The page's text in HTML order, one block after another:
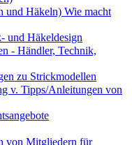
Häkeln) Wie macht
und Häkeldesign
- Händler, Technik,
zu Strickmodellen
v. Tipps/Anleitungen von
von Mitgliedern für